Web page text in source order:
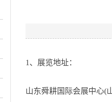
1、展览地址：
山东舜耕国际会展中心(